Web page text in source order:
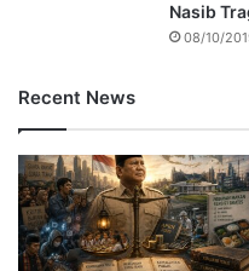
Nasib
08/10/
Recent News